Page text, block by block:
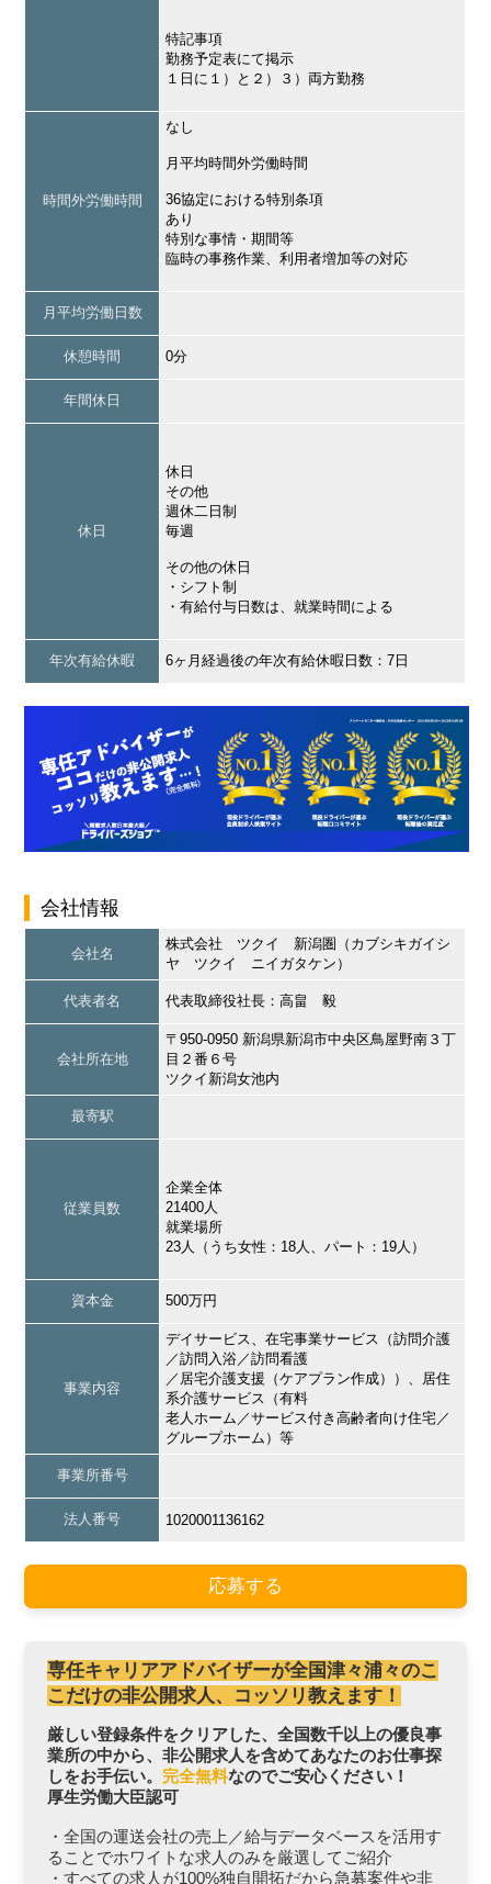
特記事項
勤務予定表にて掲示
１日に１）と２）３）両方勤務
時間外労働時間
なし
月平均時間外労働時間
36協定における特別条項
あり
特別な事情・期間等
臨時の事務作業、利用者増加等の対応
月平均労働日数
休憩時間 0分
年間休日
休日
休日
その他
週休二日制
毎週
その他の休日
・シフト制
・有給付与日数は、就業時間による
年次有給休暇 6ヶ月経過後の年次有給休暇日数：7日
会社情報
会社名
株式会社 ツクイ 新潟圏（カブシキガイシ
ヤ ツクイ ニイガタケン）
代表者名 代表取締役社長：高畠 毅
会社所在地
〒950-0950 新潟県新潟市中央区鳥屋野南３丁
目２番６号
ツクイ新潟女池内
最寄駅
従業員数
企業全体
21400人
就業場所
23人（うち女性：18人、パート：19人）
資本金 500万円
事業内容
デイサービス、在宅事業サービス（訪問介護
／訪問入浴／訪問看護
／居宅介護支援（ケアプラン作成））、居住
系介護サービス（有料
老人ホーム／サービス付き高齢者向け住宅／
グループホーム）等
事業所番号
法人番号 1020001136162
応募する
専任キャリアアドバイザーが全国津々浦々のこ
こだけの非公開求人、コッソリ教えます！
厳しい登録条件をクリアした、全国数千以上の優良事
業所の中から、非公開求人を含めてあなたのお仕事探
しをお手伝い。 完全無料なのでご安心ください！
厚生労働大臣認可
・全国の運送会社の売上／給与データベースを活用す
ることでホワイトな求人のみを厳選してご紹介
・すべての求人が100%独自開拓だから急募案件や非